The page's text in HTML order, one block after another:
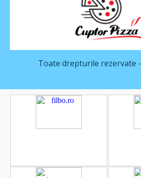
Toate drepturile rezervate -